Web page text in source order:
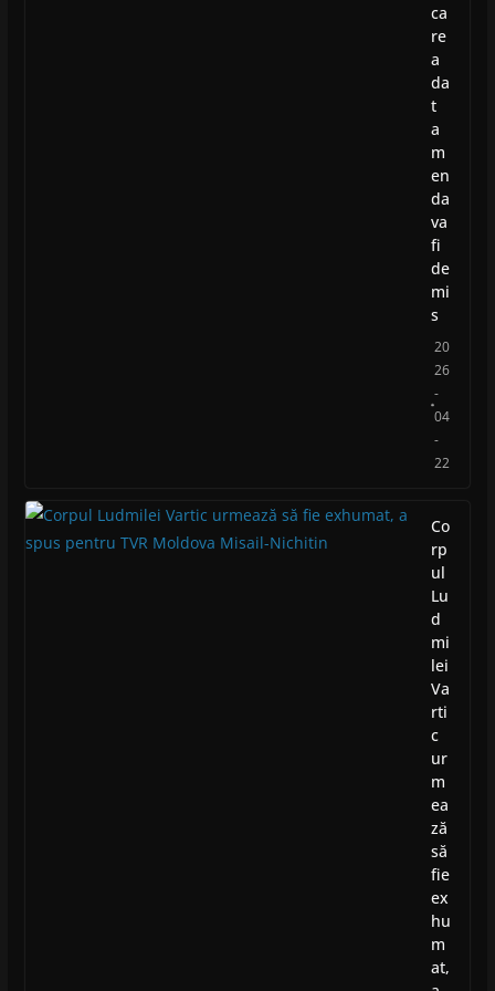
ca
re
a
da
t
a
m
en
da
va
fi
de
mi
s
20
26
-
04
-
22
Co
rp
ul
Lu
d
mi
lei
Va
rti
c
ur
m
ea
ză
să
fie
ex
hu
m
at,